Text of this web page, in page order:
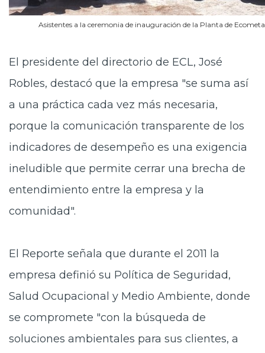
Asistentes a la ceremonia de inauguración de la Planta de
El presidente del directorio de ECL, José
Robles, destacó que la empresa "se suma así
a una práctica cada vez más necesaria,
porque la comunicación transparente de los
indicadores de desempeño es una exigencia
ineludible que permite cerrar una brecha de
entendimiento entre la empresa y la
comunidad".
El Reporte señala que durante el 2011 la
empresa definió su Política de Seguridad,
Salud Ocupacional y Medio Ambiente, donde
se compromete "con la búsqueda de
soluciones ambientales para sus clientes, a